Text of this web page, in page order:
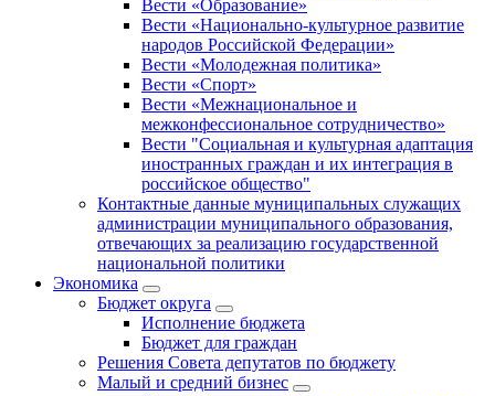
Вести «Образование»
Вести «Национально-культурное развитие
народов Российской Федерации»
Вести «Молодежная политика»
Вести «Спорт»
Вести «Межнациональное и
межконфессиональное сотрудничество»
Вести "Социальная и культурная адаптация
иностранных граждан и их интеграция в
российское общество"
Контактные данные муниципальных служащих
администрации муниципального образования,
отвечающих за реализацию государственной
национальной политики
Экономика
Бюджет округa
Исполнение бюджета
Бюджет для граждан
Решения Совета депутатов по бюджету
Малый и средний бизнес